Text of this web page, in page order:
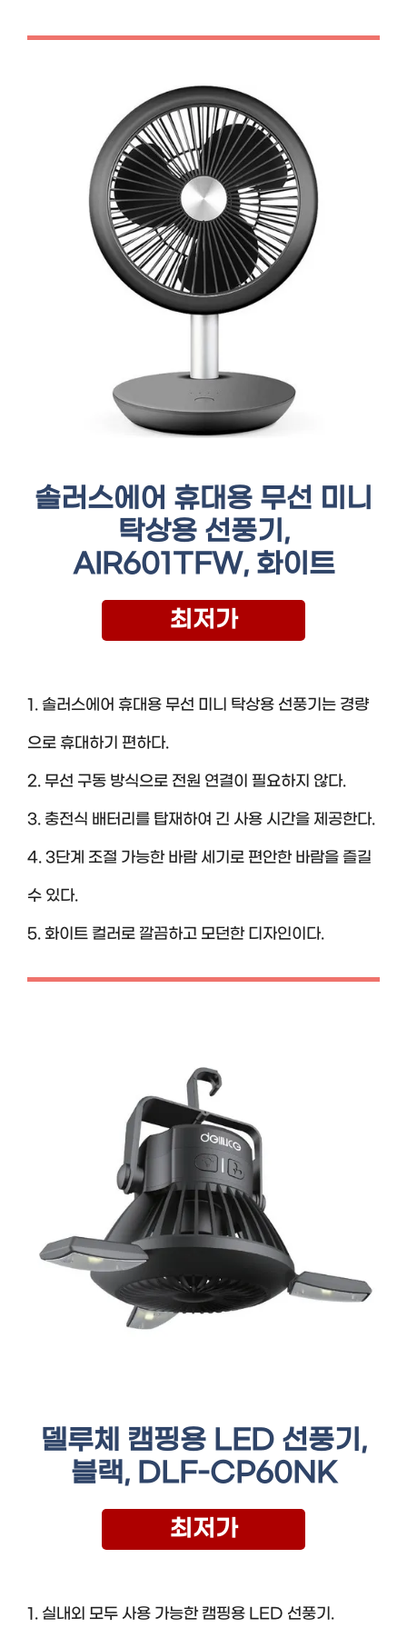
솔러스에어 휴대용 무선 미니
탁상용 선풍기,
AIR601TFW, 화이트
최저가
1. 솔러스에어 휴대용 무선 미니 탁상용 선풍기는 경량
으로 휴대하기 편하다.
2. 무선 구동 방식으로 전원 연결이 필요하지 않다.
3. 충전식 배터리를 탑재하여 긴 사용 시간을 제공한다.
4. 3단계 조절 가능한 바람 세기로 편안한 바람을 즐길
수 있다.
5. 화이트 컬러로 깔끔하고 모던한 디자인이다.
델루체 캠핑용 LED 선풍기,
블랙, DLF-CP60NK
최저가
1. 실내외 모두 사용 가능한 캠핑용 LED 선풍기.